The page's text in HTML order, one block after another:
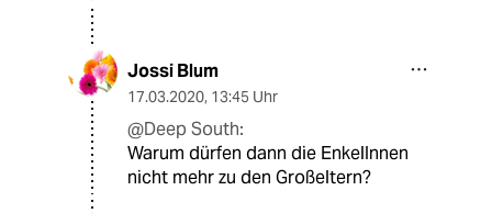
Jossi Blum
17.03.2020, 13:45 Uhr
@Deep South:
Warum dürfen dann die EnkelInnen
nicht mehr zu den Großeltern?